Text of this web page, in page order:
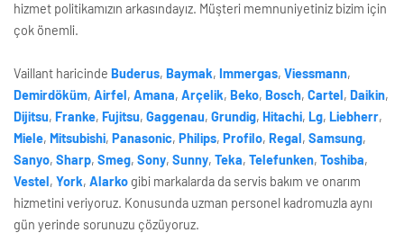
hizmet politikamızın arkasındayız. Müşteri memnuniyetiniz bizim için
çok önemli.
Vaillant haricinde Buderus, Baymak, Immergas, Viessmann,
Demirdöküm, Airfel, Amana, Arçelik, Beko, Bosch, Cartel, Daikin,
Dijitsu, Franke, Fujitsu, Gaggenau, Grundig, Hitachi, Lg, Liebherr,
Miele, Mitsubishi, Panasonic, Philips, Profilo, Regal, Samsung,
Sanyo, Sharp, Smeg, Sony, Sunny, Teka, Telefunken, Toshiba,
Vestel, York, Alarko gibi markalarda da servis bakım ve onarım
hizmetini veriyoruz. Konusunda uzman personel kadromuzla aynı
gün yerinde sorunuzu çözüyoruz.